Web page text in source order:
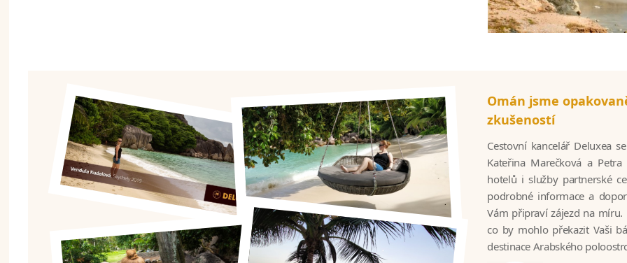
Omán jsme
zkušeností
Cestovní kancelář Deluxea
Kateřina Marečková a
hotelů i služby partnerské
podrobné informace a
Vám připraví zájezd na míru.
co by mohlo překazit Vaši
destinace Arabského